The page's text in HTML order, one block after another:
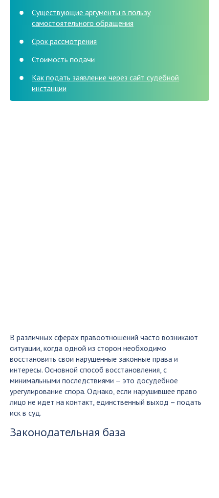
Существующие аргументы в пользу
самостоятельного обращения
Срок рассмотрения
Стоимость подачи
Как подать заявление через сайт судебной
инстанции
В различных сферах правоотношений часто возникают
ситуации, когда одной из сторон необходимо
восстановить свои нарушенные законные права и
интересы. Основной способ восстановления, с
минимальными последствиями – это досудебное
урегулирование спора. Однако, если нарушившее право
лицо не идет на контакт, единственный выход – подать
иск в суд.
Законодательная база